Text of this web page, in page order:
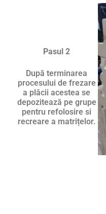
Pasul 2
După terminarea
procesului de frezare
a plăcii acestea se
depozitează pe grupe
pentru refolosire si
recreare a matrițelor.